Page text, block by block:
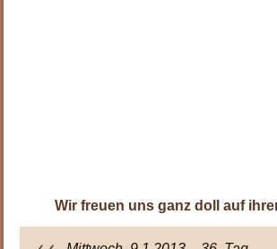
Wir freuen uns ganz doll auf